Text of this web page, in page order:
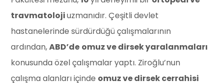
travmatolojiuzmanıdır. Çeşitli devlet
hastanelerinde sürdürdüğü çalışmalarının
ardından,ABD’de omuz ve dirsek yaralanmaları
konusunda özel çalışmalar yaptı. Ziroğlu’nun
çalışma alanları içinde omuz ve dirsek cerrahisi